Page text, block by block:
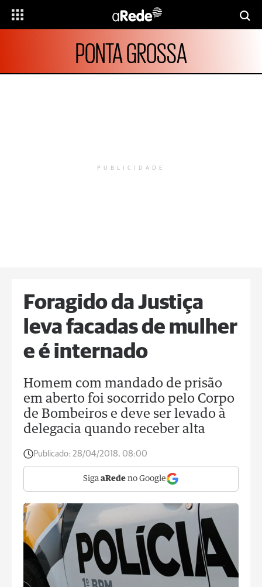
PONTA GROSSA
PUBLICIDADE
Foragido da Justiça
leva facadas de mulher
e é internado
Homem com mandado de prisão
em aberto foi socorrido pelo Corpo
de Bombeiros e deve ser levado à
delegacia quando receber alta
Publicado: 28/04/2018, 08:00
Siga aRede no Google